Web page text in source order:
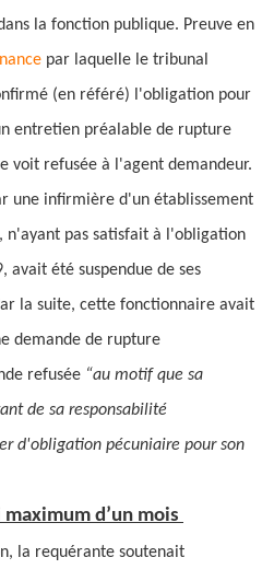
la fonction publique. Preuve en
par laquelle le tribunal
(en référé) l'obligation pour
entretien préalable de rupture
voit refusée à l'agent demandeur.
une infirmière d'un établissement
n'ayant pas satisfait à l'obligation
avait été suspendue de ses
la suite, cette fonctionnaire avait
demande de rupture
refusée “au motif que sa
de sa responsabilité
d'obligation pécuniaire pour son
d’un mois
la requérante soutenait